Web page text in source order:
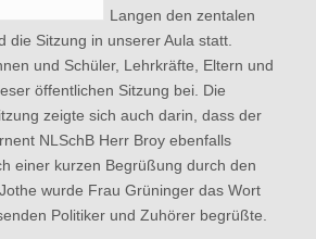
Langen den zentalen
die Sitzung in unserer Aula statt.
und Schüler, Lehrkräfte, Eltern und
öffentlichen Sitzung bei. Die
zeigte sich auch darin, dass der
NLSchB Herr Broy ebenfalls
einer kurzen Begrüßung durch den
wurde Frau Grüninger das Wort
Politiker und Zuhörer begrüßte.